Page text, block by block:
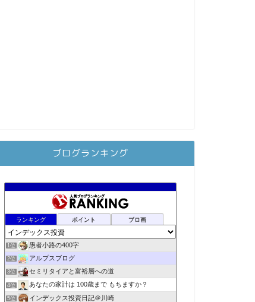
ブログランキング
ランキング ポイント ブロ画
1位 愚者小路の400字
2位 アルプスブログ
3位 セミリタイアと富裕層への道
4位 あなたの家計は 100歳まで もちますか？
5位 インデックス投資日記＠川崎